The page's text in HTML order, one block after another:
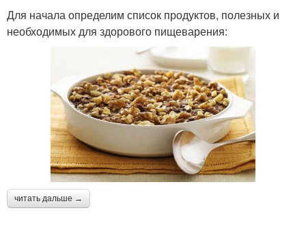
Для начала определим список продуктов, полезных и
необходимых для здорового пищеварения:
читать дальше →